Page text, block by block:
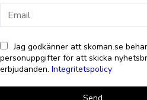
Jag godkänner att skoman.se
personuppgifter för att skicka
erbjudanden. Integritetspolicy